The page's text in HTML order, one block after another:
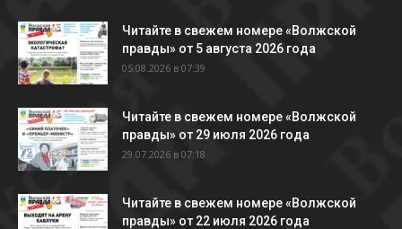
Читайте в свежем номере «Волжской
правды» от 5 августа 2026 года
05.08.2026 в 07:39
Читайте в свежем номере «Волжской
правды» от 29 июля 2026 года
29.07.2026 в 07:18
Читайте в свежем номере «Волжской
правды» от 22 июля 2026 года